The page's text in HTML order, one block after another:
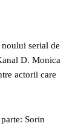
serial de
D. Monica
actorii care
Sorin